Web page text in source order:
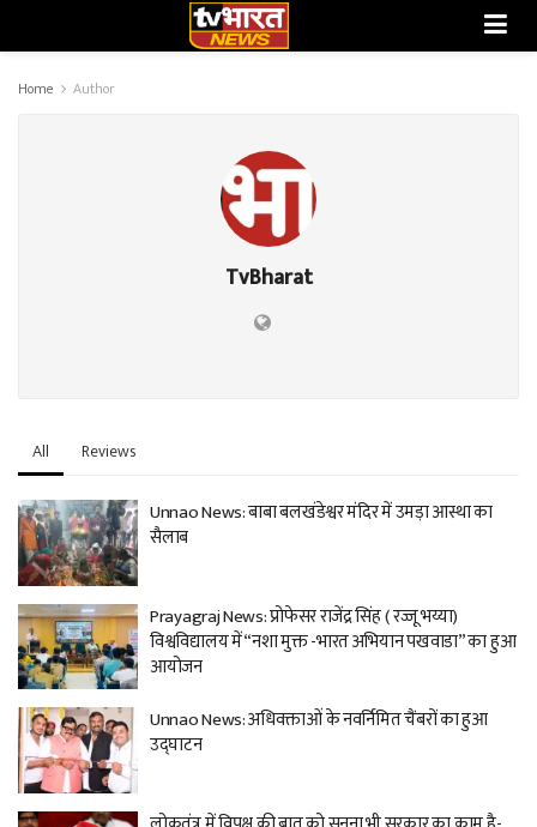
Home Author
TvBharat
All Reviews
Unnao News: बाबा बलखंडेश्वर मंदिर में उमड़ा आस्था का
सैलाब
Prayagraj News: प्रोफेसर राजेंद्र सिंह ( रज्जू भय्या)
विश्वविद्यालय में “नशा मुक्त -भारत अभियान पखवाडा” का हुआ
आयोजन
Unnao News: अधिवक्ताओं के नवर्निमित चैंबरों का हुआ
उद्घाटन